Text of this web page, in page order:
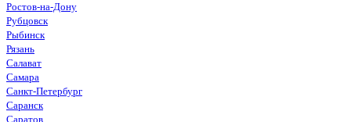
Ростов-на-Дону
Рубцовск
Рыбинск
Рязань
Салават
Самара
Санкт-Петербург
Саранск
Саратов